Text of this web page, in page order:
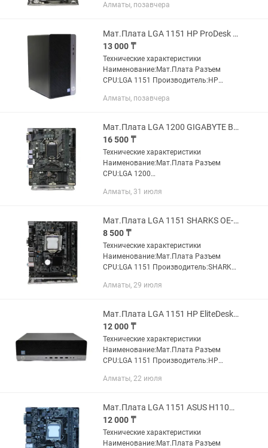
H110M-S2V Чипсет:H110
Core i7 7xxx/ i7 6xxx/ i5 7xxx/ i5 6xxx/...
Алматы, позавчера
Мат.Плата LGA 1151 HP ProDesk 400 G5 MT 2x DDR4 В комплекте HP кейс
13 000 ₸
Технические характеристики
Наименование:Мат.Плата Разъем
CPU:LGA 1151 Производитель:HP
Поддерживаемые процессоры:Intel
Алматы, позавчера
Мат.Плата LGA 1200 GIGABYTE B460M D2VX SI 2x DDR4
16 500 ₸
Технические характеристики
Наименование:Мат.Плата Разъем
CPU:LGA 1200
Модель:B460M D2VX SI Чипсет:Intel
процессоры:Intel Core i9 10xxx, i7 10xxx,
i5 10xxx,...
Алматы, 31 июля
Мат.Плата LGA 1151 SHARKS OE-H110 V1.31 2x DDR4
8 500 ₸
Технические характеристики
Наименование:Мат.Плата Разъем
CPU:LGA 1151 Производитель:SHARKS
Поддерживаемые процессоры:Intel
Алматы, 29 июля
Мат.Плата LGA 1151 HP EliteDesk 800 G3 SFF 4x DDR4 В комплекте Корпус
12 000 ₸
Технические характеристики
Наименование:Мат.Плата Разъем
CPU:LGA 1151 Производитель:HP
Чипсет:Q270 Поддерживаемые
7xxx/ i3...
Алматы, 22 июля
Мат.Плата LGA 1151 ASUS H110M-R 2x DDR4
12 000 ₸
Технические характеристики
Наименование:Мат.Плата Разъем